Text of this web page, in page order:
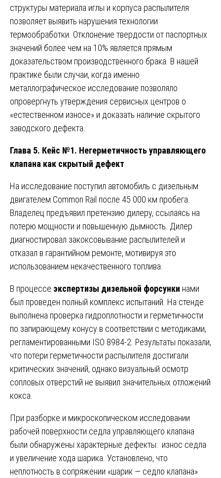
структуры материала иглы и корпуса распылителя
позволяет выявить нарушения технологии
термообработки. Отклонение твердости от паспортных
значений более чем на 10% является прямым
доказательством производственного брака. В нашей
практике были случаи, когда именно
металлографическое исследование позволяло
опровергнуть утверждения сервисных центров о
«естественном износе» и доказать наличие скрытого
заводского дефекта.
Глава 5. Кейс №1. Негерметичность управляющего
клапана как скрытый дефект
На исследование поступил автомобиль с дизельным
двигателем Common Rail после 45 000 км пробега.
Владелец предъявил претензию дилеру, ссылаясь на
потерю мощности и повышенную дымность. Дилер
диагностировал закоксовывание распылителей и
отказал в гарантийном ремонте, мотивируя это
использованием некачественного топлива.
В процессе экспертизы дизельной форсунки нами
был проведен полный комплекс испытаний. На стенде
выполнена проверка гидроплотности и герметичности
по запирающему конусу в соответствии с методиками,
регламентированными ISO 8984-2. Результаты показали,
что потери герметичности распылителя достигали
критических значений, однако визуальный осмотр
сопловых отверстий не выявил значительных отложений
кокса.
При разборке и микроскопическом исследовании
рабочей поверхности седла управляющего клапана
были обнаружены характерные дефекты: износ седла
и увеличение хода шарика. Установлено, что
неплотность в сопряжении «шарик — седло клапана»